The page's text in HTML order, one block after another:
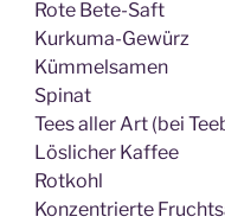
Rote Bete-Saft
Kurkuma-Gewürz
Kümmelsamen
Spinat
Tees aller Art (bei
Löslicher Kaffee
Rotkohl
Konzentrierte